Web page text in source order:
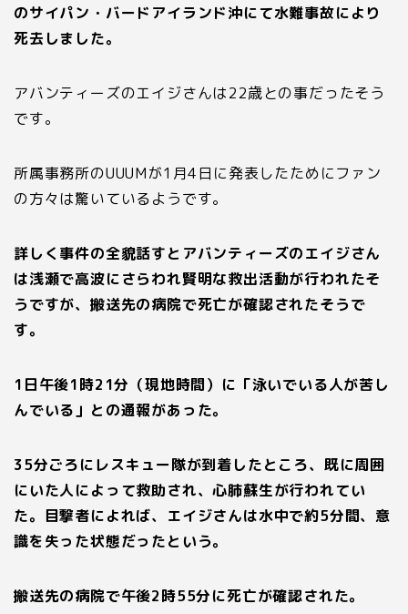
のサイパン・バードアイランド沖にて水難事故により
死去しました。
アバンティーズのエイジさんは22歳との事だったそう
です。
所属事務所のUUUMが1 月4日に発表したためにファン
の方々は驚いているようです。
詳しく事件の全貌話すとアバンティーズのエイジさん
は浅瀬で高波にさらわれ賢明な救出活動が行われたそ
うですが、搬送先の病院で死亡が確認されたそうで
す。
1日午後1時21分（現地時間）に「泳いでいる人が苦し
んでいる」との通報があった。
35分ごろにレスキュー隊が到着したところ、既に周囲
にいた人によって救助され、心肺蘇生が行われてい
た。目撃者によれば、 エイジさんは水中で約5分間、意
識を失った状態だったという。
搬送先の病院で午後2時55分に死亡が確認された。